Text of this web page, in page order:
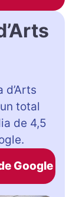
d’Arts
total
de 4,5
Google